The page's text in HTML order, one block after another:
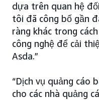
dựa trên quan hệ
tôi đã công bố gần
ràng khác trong
công nghệ để cải
Asda.”
“Dịch vụ quảng cáo
cho các nhà quảng